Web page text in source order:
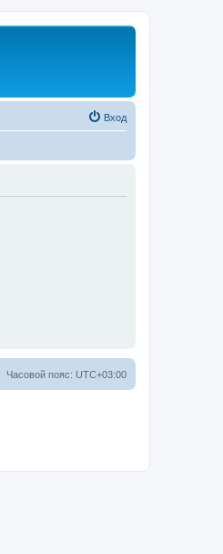
Вход
Часовой пояс: UTC+03:00